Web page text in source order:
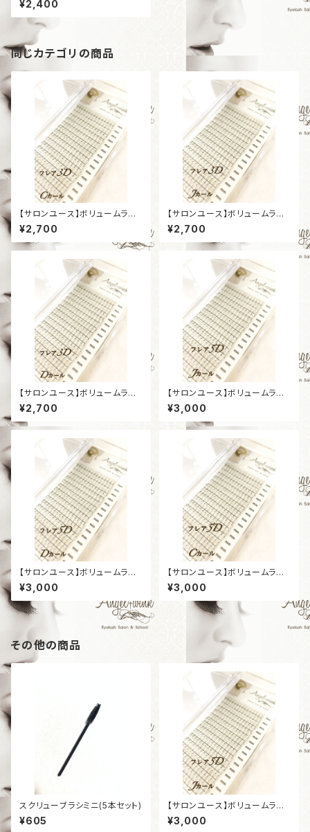
［太さ0,15mm］
¥2,400
同じカテゴリの商品
【サロンユース】ボリュームラッ
シュ プラチナセーブル ［フレア3
D］［Cカール］［太さ0,07mm］
¥2,700
【サロンユース】ボリュームラッ
シュ プラチナセーブル ［フレア3
D］［Jカール］［太さ0,07mm］
¥2,700
【サロンユース】ボリュームラッ
シュ プラチナセーブル ［フレア3
D］［Dカール］［太さ0,07mm］
¥2,700
【サロンユース】ボリュームラッ
シュ プラチナセーブル ［フレア5
D］［Jカール］［太さ0,07mm］
¥3,000
【サロンユース】ボリュームラッ
シュ プラチナセーブル ［フレア5
D］［Dカール］［太さ0,07mm］
¥3,000
【サロンユース】ボリュームラッ
シュ プラチナセーブル ［フレア5
D］［Cカール］［太さ0,07mm］
¥3,000
その他の商品
スクリューブラシミニ(5本セット)
¥605
【サロンユース】ボリュームラッ
シュ プラチナセーブル ［フレア5
D］［Jカール］［太さ0,07mm］
¥3,000